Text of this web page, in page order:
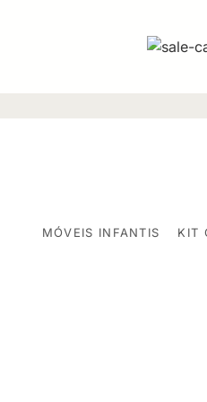
MÓVEIS INFANTIS KIT